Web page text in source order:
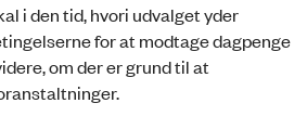
i den tid, hvori udvalget yder
for at modtage dagpenge
om der er grund til at